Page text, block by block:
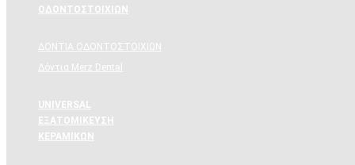
ΟΔΟΝΤΟΣΤΟΙΧΙΩΝ
ΔΟΝΤΙΑ ΟΔΟΝΤΟΣΤΟΙΧΙΩΝ
Δόντια Merz Dental
UNIVERSAL
ΕΞΑΤΟΜΙΚΕΥΣΗ
ΚΕΡΑΜΙΚΩΝ